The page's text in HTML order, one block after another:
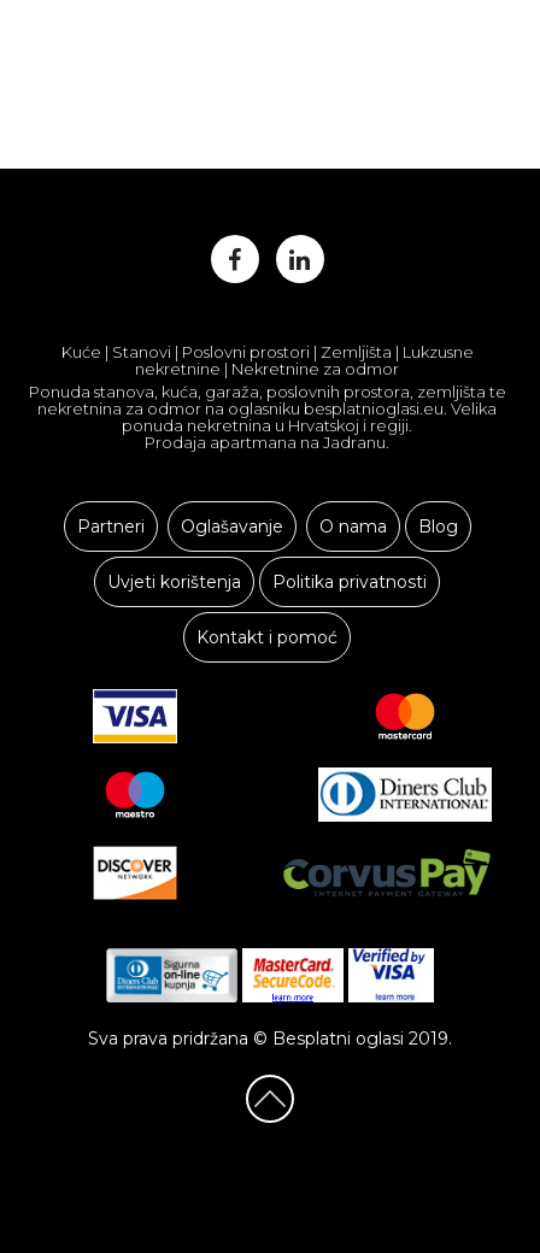
Kuće | Stanovi | Poslovni prostori | Zemljišta | Lukzusne
nekretnine | Nekretnine za odmor
Ponuda stanova, kuća, garaža, poslovnih prostora, zemljišta te
nekretnina za odmor na oglasniku besplatnioglasi.eu. Velika
ponuda nekretnina u Hrvatskoj i regiji.
Prodaja apartmana na Jadranu.
Partneri Oglašavanje O nama Blog
Uvjeti korištenja Politika privatnosti
Kontakt i pomoć
Sva prava pridržana © Besplatni oglasi 2019.